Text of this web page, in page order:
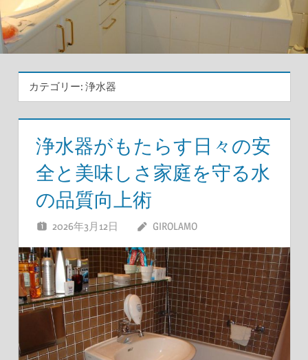
カテゴリー: 浄水器
浄水器がもたらす日々の安
全と美味しさ家庭を守る水
の品質向上術
2026年3月12日 GIROLAMO